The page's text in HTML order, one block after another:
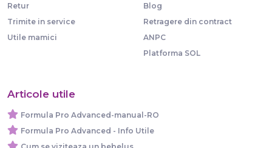
Retur
Trimite in service
Utile mamici
Blog
Retragere din contract
ANPC
Platforma SOL
Articole utile
Formula Pro Advanced-manual-RO
Formula Pro Advanced - Info Utile